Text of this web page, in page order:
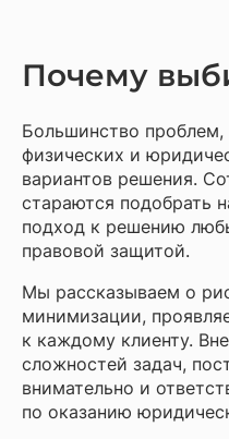
Почему
Большинство
физических и
вариантов решения.
стараются подобрать
подход к решению
правовой защитой.
Мы рассказываем о
минимизации,
к каждому клиенту.
сложностей задач,
внимательно и
по оказанию